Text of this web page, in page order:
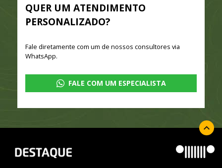
QUER UM ATENDIMENTO
PERSONALIZADO?
Fale diretamente com um de nossos consultores via
WhatsApp.
FALE COM UM ESPECIALISTA